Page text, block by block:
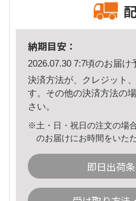
納期目安：
2026.07.30 7:7頃のお届け
決済方法が、クレジット
す。その他の決済方法の
さい。
※土・日・祝日の注文の場
のお届けにお時間をいた
即日出荷